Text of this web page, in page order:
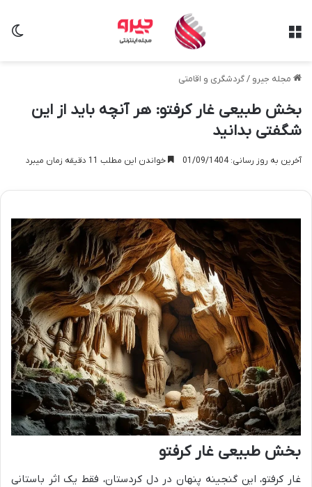
مجله جیرو /گردشگری و اقامتی
بخش طبیعی غار کرفتو: هر آنچه باید از این
شگفتی بدانید
آخرین به روز رسانی: 01/09/1404 خواندن این مطلب 11 دقیقه زمان میبرد
بخش طبیعی غار کرفتو
غار کرفتو، این گنجینه پنهان در دل کردستان، فقط یک اثر باستانی